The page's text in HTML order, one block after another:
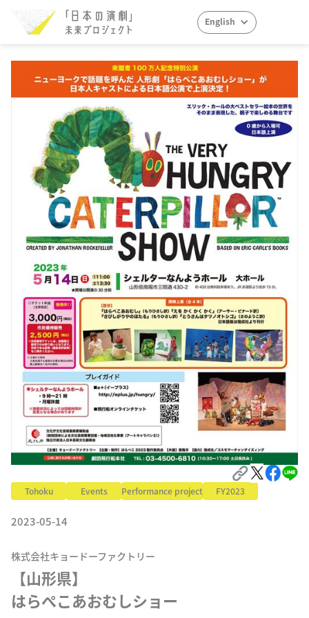
English
Tohoku Events Performance project FY2023
2023-05-14
株式会社キョードーファクトリー
【山形県】
はらぺこあおむしショー